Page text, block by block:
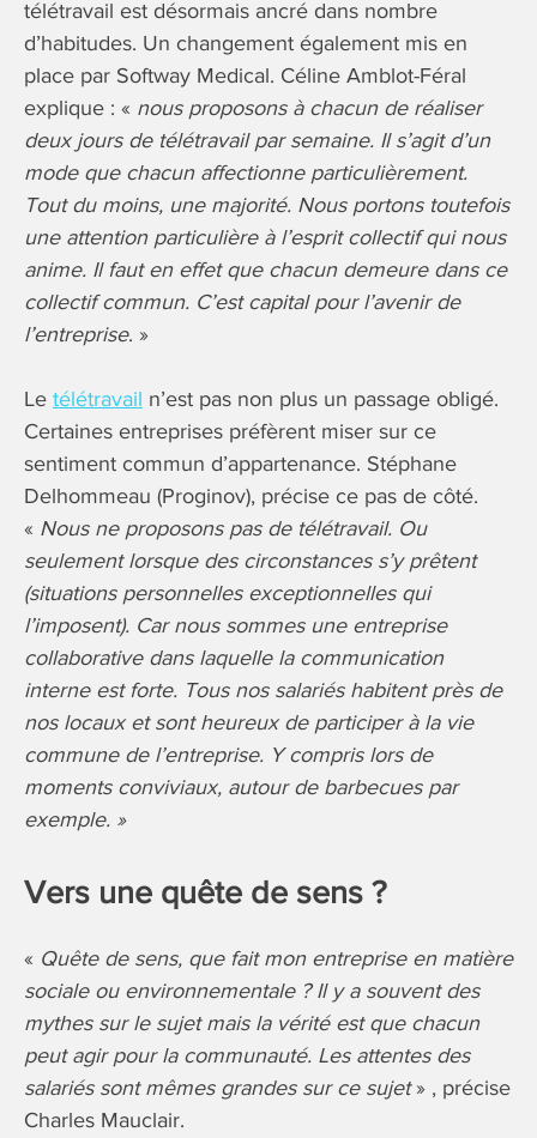
télétravail est désormais ancré dans nombre
d’habitudes. Un changement également mis en
place par Softway Medical. Céline Amblot-Féral
explique : « nous proposons à chacun de réaliser
deux jours de télétravail par semaine. Il s’agit d’un
mode que chacun affectionne particulièrement.
Tout du moins, une majorité. Nous portons toutefois
une attention particulière à l’esprit collectif qui nous
anime. Il faut en effet que chacun demeure dans ce
collectif commun. C’est capital pour l’avenir de
l’entreprise. »
Le télétravail n’est pas non plus un passage obligé.
Certaines entreprises préfèrent miser sur ce
sentiment commun d’appartenance. Stéphane
Delhommeau (Proginov), précise ce pas de côté.
« Nous ne proposons pas de télétravail. Ou
seulement lorsque des circonstances s’y prêtent
(situations personnelles exceptionnelles qui
l’imposent). Car nous sommes une entreprise
collaborative dans laquelle la communication
interne est forte. Tous nos salariés habitent près de
nos locaux et sont heureux de participer à la vie
commune de l’entreprise. Y compris lors de
moments conviviaux, autour de barbecues par
exemple. »
Vers une quête de sens ?
« Quête de sens, que fait mon entreprise en matière
sociale ou environnementale ? Il y a souvent des
mythes sur le sujet mais la vérité est que chacun
peut agir pour la communauté. Les attentes des
salariés sont mêmes grandes sur ce sujet» , précise
Charles Mauclair.